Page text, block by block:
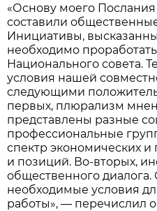
«Основу моего Послания
составили
Инициативы,
необходимо
Национального совета.
условия нашей
следующими
первых, плюрализм
представлены разные
профессиональные
спектр экономических и
и позиций. Во-вторых,
общественного диалога.
необходимые условия
работы», — перечислил